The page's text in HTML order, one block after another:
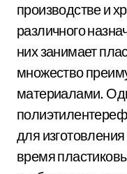
производстве и
различного
них занимает
множество
материалами.
для
время